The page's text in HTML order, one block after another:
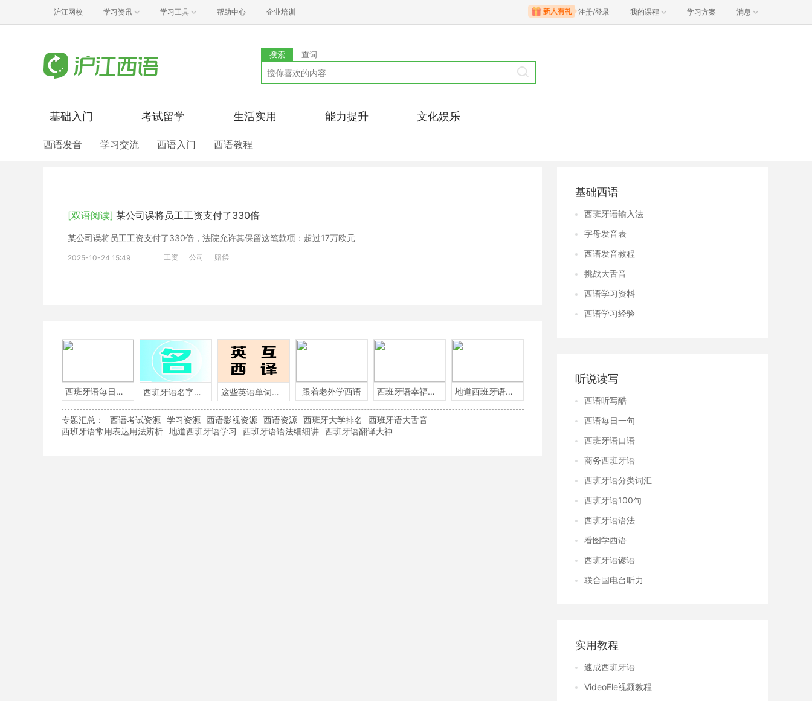
沪江网校 学习资讯 学习工具 帮助中心 企业培训 注册/登录 我的课程 学习方案 消息
搜索 查词
基础入门 考试留学 生活实用 能力提升 文化娱乐
西语发音 学习交流 西语入门 西语教程
[双语阅读] 某公司误将员工工资支付了330倍
某公司误将员工工资支付了330倍，法院允许其保留这笔款项：超过17万欧元
2025-10-24 15:49 工资 公司 赔偿
西班牙语每日一句 西班牙语名字含义 这些英语单词用西班牙语怎么说？ 跟着老外学西语 西班牙语幸福小言 地道西班牙语必备
专题汇总： 西语考试资源 学习资源 西语影视资源 西语资源 西班牙大学排名
西班牙语大舌音
西班牙语常用表达用法辨析 地道西班牙语学习 西班牙语语法细细讲 西班牙语翻译大神
基础西语
西班牙语输入法
字母发音表
西语发音教程
挑战大舌音
西语学习资料
西语学习经验
听说读写
西语听写酷
西语每日一句
西班牙语口语
商务西班牙语
西班牙语分类词汇
西班牙语100句
西班牙语语法
看图学西语
西班牙语谚语
联合国电台听力
实用教程
速成西班牙语
VideoEle视频教程